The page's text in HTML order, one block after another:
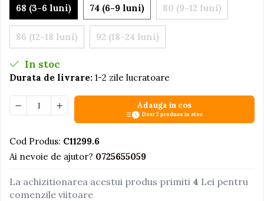
Jocuri de indemanare
Jocuri sportive
Jucarii educative din lemn
Motociclete
Muzica si instrumente
Pistoale
Plastilina
Saltelute si centre de activitati
Seturi de doctor
68 (3-6 luni)
74 (6-9 luni) 80 (9-12 luni)
86 (12-18 luni) 92 (18-24 luni)
In stoc
Durata de livrare: 1-2 zile lucratoare
Adauga in cos
Doar 2 produse in stoc
Cod Produs: C11299.6
Ai nevoie de ajutor? 0725655059
La achizitionarea acestui produs primiti 4 Lei pentru
comenzile viitoare